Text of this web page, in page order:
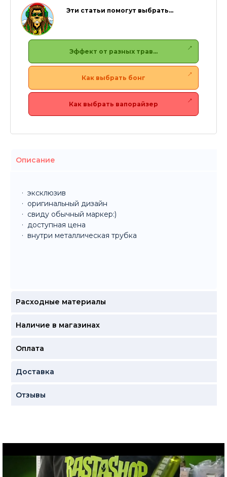
Эти статьи помогут выбрать…
Эффект от разных трав…
Как выбрать бонг
Как выбрать вапорайзер
Описание
эксклюзив
оригинальный дизайн
свиду обычный маркер:)
доступная цена
внутри металлическая трубка
Расходные материалы
Наличие в магазинах
Оплата
Доставка
Отзывы